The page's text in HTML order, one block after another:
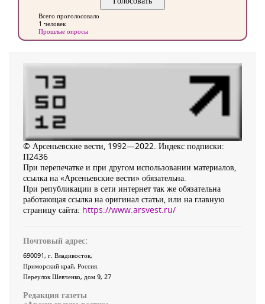
Всего проголосовало
1 человек
Прошлые опросы
© Арсеньевские вести, 1992—2022. Индекс подписки:
П2436
При перепечатке и при другом использовании материалов,
ссылка на «Арсеньевские вести» обязательна.
При републикации в сети интернет так же обязательна
работающая ссылка на оригинал статьи, или на главную
страницу сайта: https://www.arsvest.ru/
Почтовый адрес:
690091, г. Владивосток,
Приморский край, Россия
Переулок Шевченко, дом 9, 27
Редакция газеты